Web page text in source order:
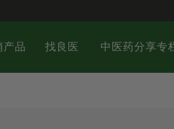
产品 找良医 中医药分享专